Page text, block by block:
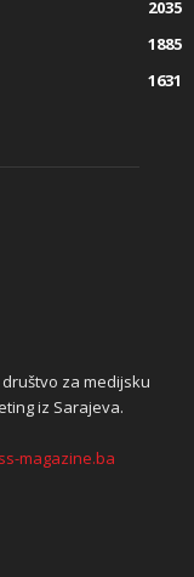
2035
1885
1631
za medijsku
iz Sarajeva.
magazine.ba